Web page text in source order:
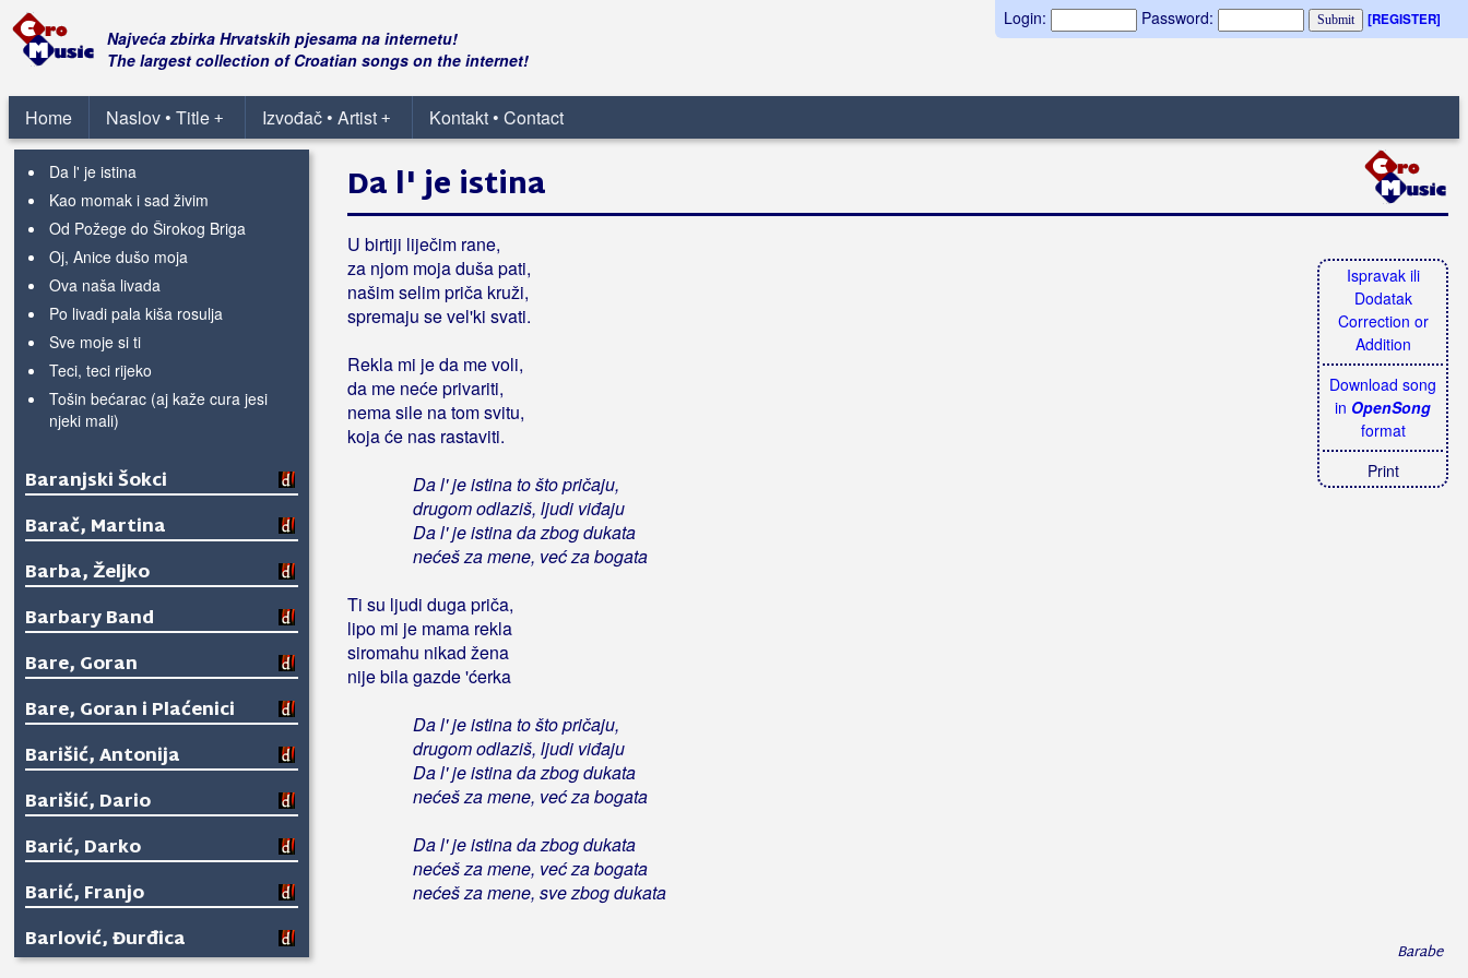
Login: Password: [REGISTER]
Najveća zbirka Hrvatskih pjesama na internetu!
The largest collection of Croatian songs on the internet!
Home +
Naslov • Title +
Izvođač • Artist Kontakt • Contact
Banfić, Ivana
Barabe
Ajmo prika
Crne oči
Da l' je istina
Kao momak i sad živim
Od Požege do Širokog Briga
Oj, Anice dušo moja
Ova naša livada
Po livadi pala kiša rosulja
Sve moje si ti
Teci, teci rijeko
Tošin bećarac (aj kaže cura jesi
njeki mali)
Baranjski Šokci
Barač, Martina
Barba, Željko
Barbary Band
Bare, Goran
Bare, Goran i Plaćenici
Barišić, Antonija
Barišić, Dario
Barić, Darko
Barić, Franjo
Barlović, Đurđica
Ispravak ili
Dodatak
Correction or
Addition
Download song
in OpenSong
format
Print
Da l' je istina
U birtiji liječim rane,
za njom moja duša pati,
našim selim priča kruži,
spremaju se vel'ki svati.
Rekla mi je da me voli,
da me neće privariti,
nema sile na tom svitu,
koja će nas rastaviti.
Da l' je istina to što pričaju,
drugom odlaziš, ljudi viđaju
Da l' je istina da zbog dukata
nećeš za mene, već za bogata
Ti su ljudi duga priča,
lipo mi je mama rekla
siromahu nikad žena
nije bila gazde 'ćerka
Da l' je istina to što pričaju,
drugom odlaziš, ljudi viđaju
Da l' je istina da zbog dukata
nećeš za mene, već za bogata
Da l' je istina da zbog dukata
nećeš za mene, već za bogata
nećeš za mene, sve zbog dukata
Barabe